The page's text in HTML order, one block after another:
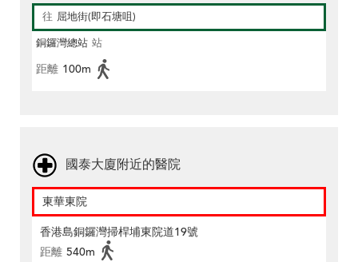
往 屈地街(即石塘咀)
銅鑼灣總站 站
距離 100m
國泰大廈附近的醫院
東華東院
香港島銅鑼灣掃桿埔東院道19號
距離 540m